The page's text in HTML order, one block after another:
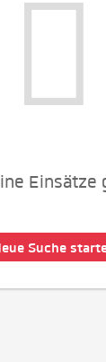
Einsätze
Suche